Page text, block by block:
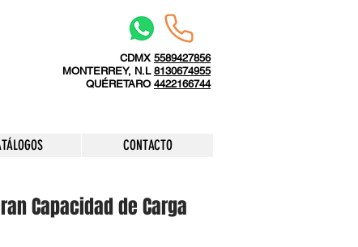
CDMX 5589427856
MONTERREY, N.L 8130674955
QUÉRETARO 4422166744
CONTACTO
Capacidad de Carga